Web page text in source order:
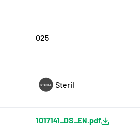
025
Steril
1017141_DS_EN.pdf